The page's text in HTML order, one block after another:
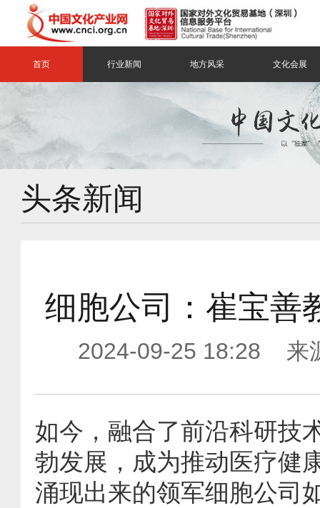
首页 行业新闻 地方风采 文化会展
头条新闻
细胞公司：崔宝善
2024-09-25 18:28 来
如今，融合了前沿科研技
勃发展，成为推动医疗健
涌现出来的领军细胞公司